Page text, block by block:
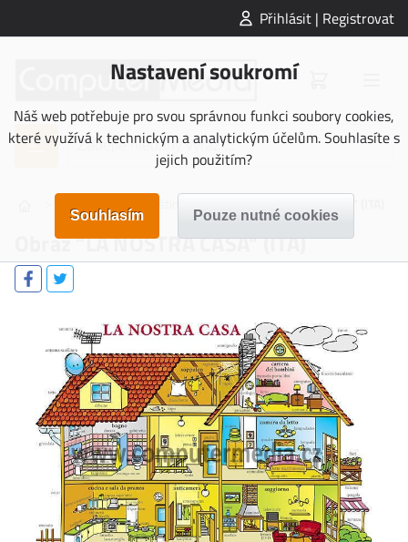
Přihlásit | Registrovat
Nastavení soukromí
Náš web potřebuje pro svou správnou funkci soubory cookies,
které využívá k technickým a analytickým účelům. Souhlasíte s
jejich použitím?
>
Obraz "LA NOSTRA CASA" (ITA)